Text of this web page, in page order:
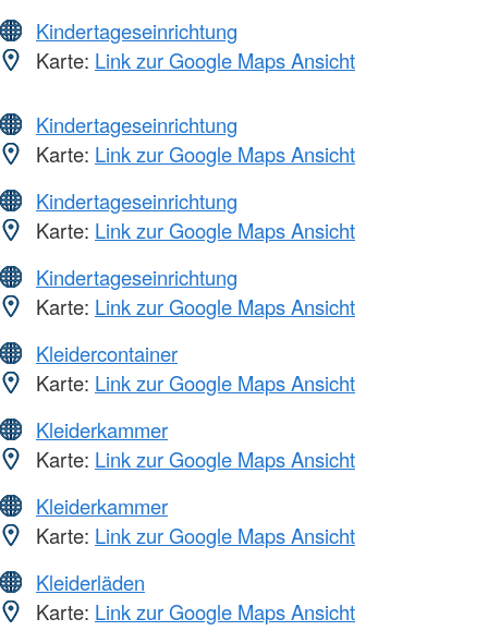
Kindertageseinrichtung
Karte: Link zur Google Maps Ansicht
Kindertageseinrichtung
Karte: Link zur Google Maps Ansicht
Kindertageseinrichtung
Karte: Link zur Google Maps Ansicht
Kindertageseinrichtung
Karte: Link zur Google Maps Ansicht
Kleidercontainer
Karte: Link zur Google Maps Ansicht
Kleiderkammer
Karte: Link zur Google Maps Ansicht
Kleiderkammer
Karte: Link zur Google Maps Ansicht
Kleiderläden
Karte: Link zur Google Maps Ansicht